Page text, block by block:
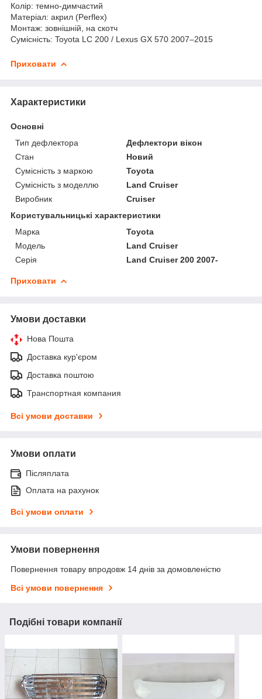
Колір: темно-димчастий
Матеріал: акрил (Perflex)
Монтаж: зовнішній, на скотч
Сумісність: Toyota LC 200 / Lexus GX 570 2007–2015
Приховати
Характеристики
Основні
Тип дефлектора
Дефлектори вікон
Стан
Новий
Сумісність з маркою
Toyota
Сумісність з моделлю
Land Cruiser
Виробник
Cruiser
Користувальницькі характеристики
Марка
Toyota
Модель
Land Cruiser
Серія
Land Cruiser 200 2007-
Приховати
Умови доставки
Нова Пошта
Доставка кур'єром
Доставка поштою
Транспортная компания
Всі умови доставки
Умови оплати
Післяплата
Оплата на рахунок
Всі умови оплати
Умови повернення
Повернення товару впродовж 14 днів за домовленістю
Всі умови повернення
Подібні товари компанії